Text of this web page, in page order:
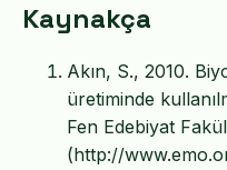
Kaynakça
Akın, S., 2010.
üretiminde
Fen Edebiyat
(http://